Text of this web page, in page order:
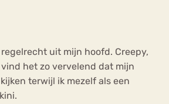
uit mijn hoofd. Creepy,
vind het zo vervelend dat mijn
terwijl ik mezelf als een